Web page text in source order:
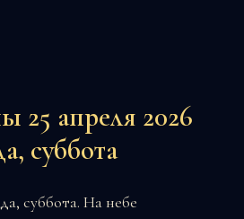
25 апреля 2026
суббота
суббота. На небе